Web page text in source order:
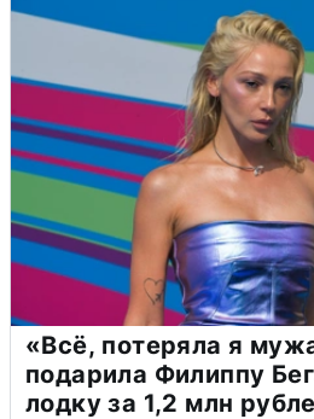
«Всё, потеряла я
подарила Филиппу
лодку за 1,2 млн